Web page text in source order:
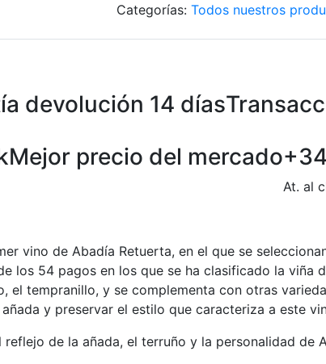
Categorías: Todos nuestros
devolución 14 días
Mejor precio del mercado
At. al
vino de Abadía Retuerta, en el que se
los 54 pagos en los que se ha clasificado la viña
el tempranillo, y se complementa con otras
y preservar el estilo que caracteriza a este
de la añada, el terruño y la personalidad de